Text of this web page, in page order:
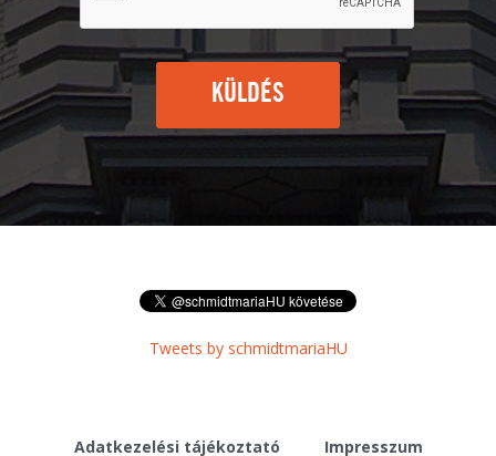
KÜLDÉS
Tweets by schmidtmariaHU
Adatkezelési tájékoztató Impresszum